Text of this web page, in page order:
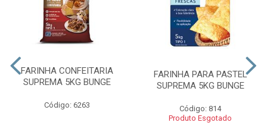
FARINHA CONFEITARIA
SUPREMA 5KG BUNGE
Código: 6263
FARINHA PARA PASTEL
SUPREMA 5KG BUNGE
Código: 814
Produto Esgotado